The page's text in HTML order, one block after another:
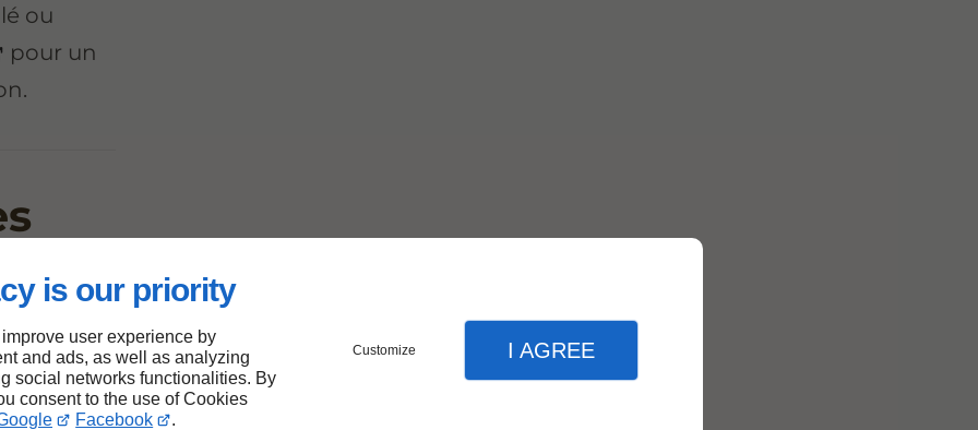
is our priority
user experience by
and ads, as well as analyzing
social networks functionalities. By
consent to the use of Cookies
Facebook .
Customize I AGREE
ou
pour un
boissons
avoir un